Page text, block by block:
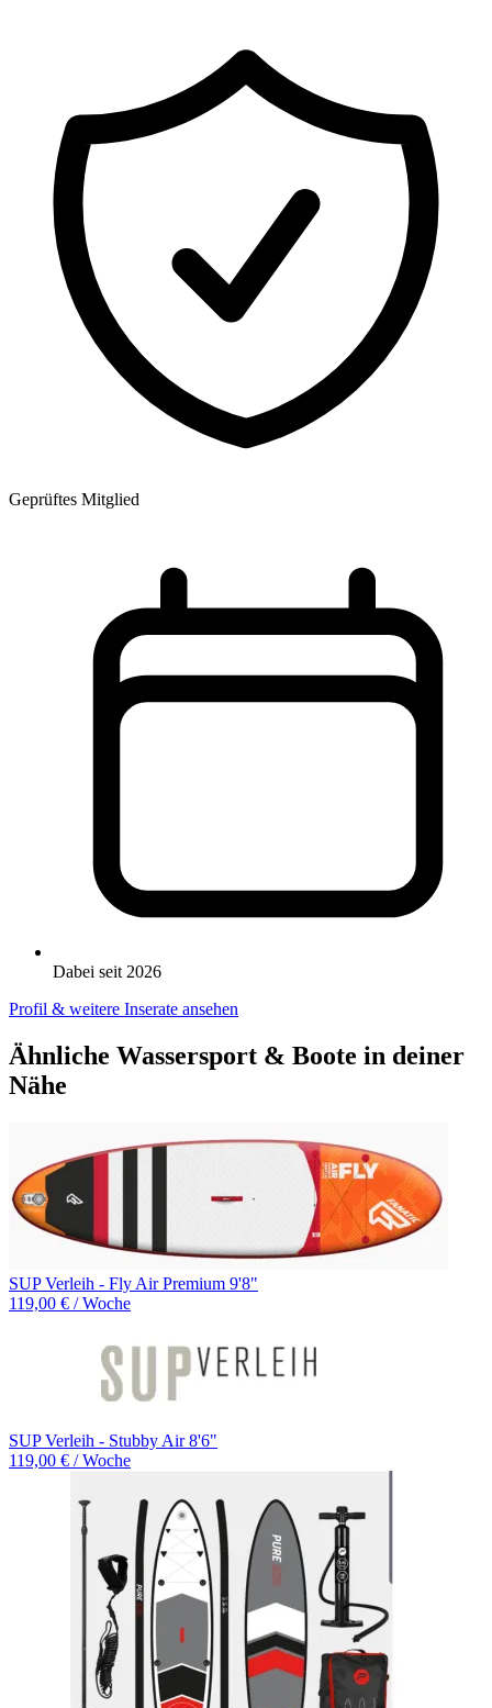
Geprüftes Mitglied
Dabei seit 2026
Profil & weitere Inserate ansehen
Ähnliche Wassersport & Boote in deiner
Nähe
SUP Verleih - Fly Air Premium 9'8"
119,00 € / Woche
SUP Verleih - Stubby Air 8'6"
119,00 € / Woche